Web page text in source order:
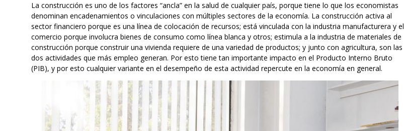
La construcción es uno de los factores “ancla” en la salud de cualquier país, porque tiene lo que los economistas
denominan encadenamientos o vinculaciones con múltiples sectores de la economía. La construcción activa al
sector financiero porque es una línea de colocación de recursos; está vinculada con la industria manufacturera y el
comercio porque involucra bienes de consumo como línea blanca y otros; estimula a la industria de materiales de
construcción porque construir una vivienda requiere de una variedad de productos; y junto con agricultura, son las
dos actividades que más empleo generan. Por esto tiene tan importante impacto en el Producto Interno Bruto
(PIB), y por esto cualquier variante en el desempeño de esta actividad repercute en la economía en general.